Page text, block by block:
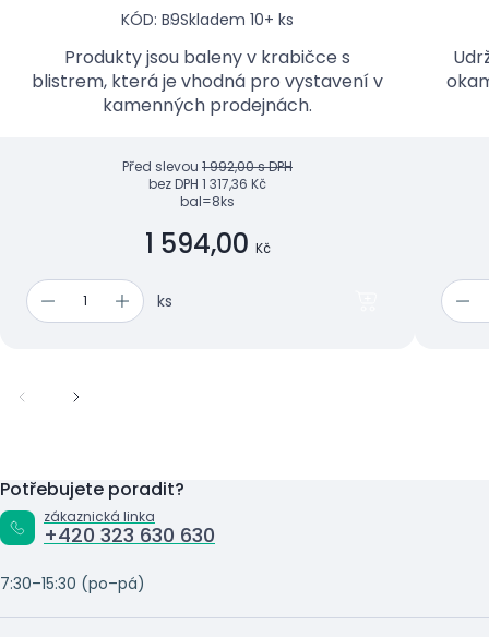
KÓD: B9Skladem 10+ ks
Produkty jsou baleny v krabičce s
blistrem, která je vhodná pro vystavení v
kamenných prodejnách.
Před slevou 1 992,00 s DPH
bez DPH 1 317,36 Kč
bal=8ks
1 594,00 Kč
ks
Potřebujete poradit?
zákaznická linka
+420 323 630 630
7:30–15:30 (po–pá)